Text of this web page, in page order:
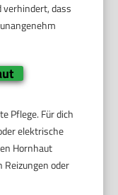
verhindert, dass
Pflege. Für dich
elektrische
Hornhaut
oder